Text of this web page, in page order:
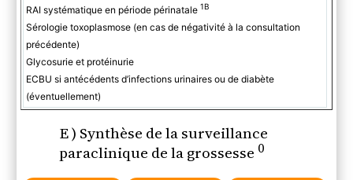
RAI systématique en période périnatale 1B
Sérologie toxoplasmose (en cas de négativité à la consultation
précédente)
Glycosurie et protéinurie
ECBU si antécédents d’infections urinaires ou de diabète
(éventuellement)
E ) Synthèse de la surveillance
paraclinique de la grossesse 0